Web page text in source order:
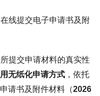
线提交电子申请书及附
提交申请材料的真实性
无纸化申请方式 ，依托
请书及附件材料（2026